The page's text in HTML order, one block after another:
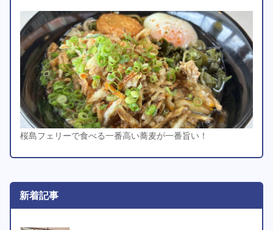
桜島フェリーで食べる一番高い蕎麦が一番旨い！
新着記事